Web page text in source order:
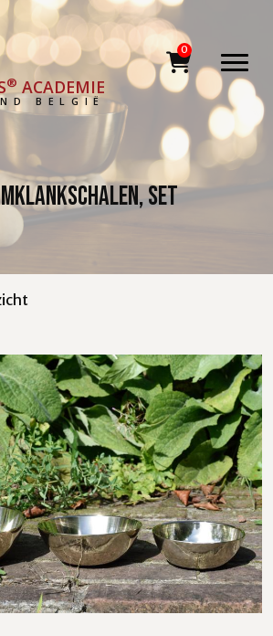
® ACADEMIE
BELGIË
set